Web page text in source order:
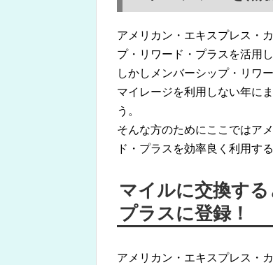
アメリカン・エキスプレス・
プ・リワード・プラスを活用
しかしメンバーシップ・リワ
マイレージを利用しない年に
う。
そんな方のためにここではア
ド・プラスを効率良く利用す
マイルに交換す
プラスに登録！
アメリカン・エキスプレス・